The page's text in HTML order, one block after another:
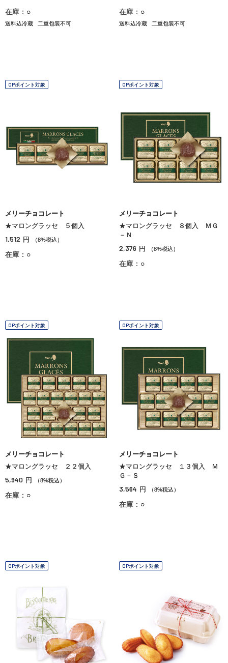
在庫：○
送料込冷蔵 二重包装不可
在庫：○
送料込冷蔵 二重包装不可
OPポイント対象
メリーチョコレート
★マロングラッセ ５個入
1,512 円 （8%税込）
在庫：○
OPポイント対象
メリーチョコレート
★マロングラッセ ８個入 ＭＧ
－Ｎ
2,376 円 （8%税込）
在庫：○
OPポイント対象
メリーチョコレート
★マロングラッセ ２２個入
5,940 円 （8%税込）
在庫：○
OPポイント対象
メリーチョコレート
★マロングラッセ １３個入 Ｍ
Ｇ－Ｓ
3,564 円 （8%税込）
在庫：○
OPポイント対象 OPポイント対象